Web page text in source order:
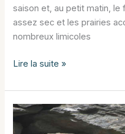
saison et, au petit matin, le
assez sec et les prairies
nombreux limicoles
Pâques
Aiguamolls
Lire la suite »